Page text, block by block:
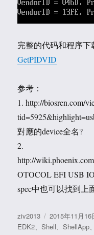
完整的代码和程序下
GetPIDVID
参考：
1. http://biosren.com/
對應的device全名?
2.
http://
OTOCOL EFI USB
spec中也可以找到上
作
者
ziv2013
发
布
2015年11月16
EDK2 、Shell 、ShellApp